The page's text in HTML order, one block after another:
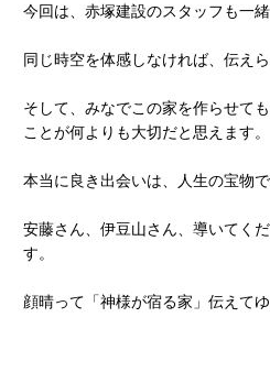
今回は、赤塚建設のスタッフも一緒
同じ時空を体感しなければ、伝え
そして、みなでこの家を作らせて
ことが何よりも大切だと思えます。
本当に良き出会いは、人生の宝物で
安藤さん、伊豆山さん、導いてく
す。
顔晴って「神様が宿る家」伝えてゆ